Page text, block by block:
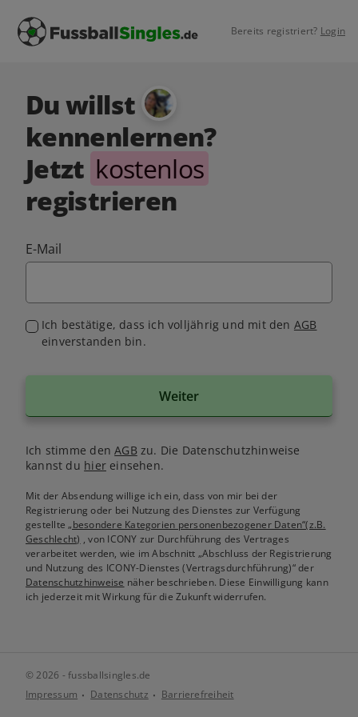
Bereits registriert? Login
Du willst
kennenlernen?
Jetzt kostenlos
registrieren
E-Mail
Ich bestätige, dass ich volljährig und mit den AGB
einverstanden bin.
Weiter
Ich stimme denAGB zu. Die Datenschutzhinweise
kannst du hiereinsehen.
Mit der Absendung willige ich ein, dass von mir bei der
Registrierung oder bei Nutzung des Dienstes zur Verfügung
gestellte„besondere Kategorien personenbezogener Daten“(z.B.
Geschlecht) , von ICONY zur Durchführung des Vertrages
verarbeitet werden, wie im Abschnitt „Abschluss der Registrierung
und Nutzung des ICONY-Dienstes (Vertragsdurchführung)“ der
Datenschutzhinweise näher beschrieben. Diese Einwilligung kann
ich jederzeit mit Wirkung für die Zukunft widerrufen.
© 2026 - fussballsingles.de
Impressum
Datenschutz Barrierefreiheit